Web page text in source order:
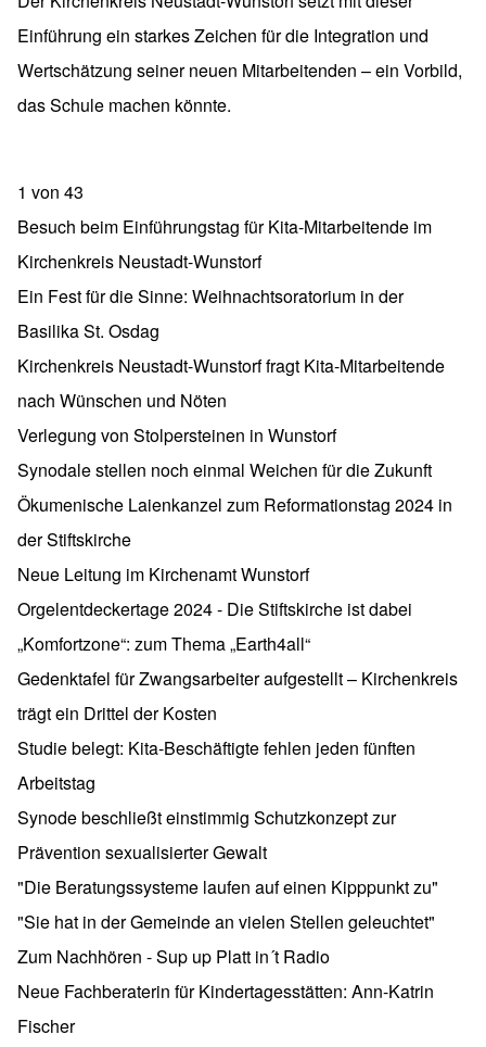
Einführung ein starkes Zeichen für die Integration und
Wertschätzung seiner neuen Mitarbeitenden – ein Vorbild,
das Schule machen könnte.
1 von 43
Besuch beim Einführungstag für Kita-Mitarbeitende im
Kirchenkreis Neustadt-Wunstorf
Ein Fest für die Sinne: Weihnachtsoratorium in der
Basilika St. Osdag
Kirchenkreis Neustadt-Wunstorf fragt Kita-Mitarbeitende
nach Wünschen und Nöten
Verlegung von Stolpersteinen in Wunstorf
Synodale stellen noch einmal Weichen für die Zukunft
Ökumenische Laienkanzel zum Reformationstag 2024 in
der Stiftskirche
Neue Leitung im Kirchenamt Wunstorf
Orgelentdeckertage 2024 - Die Stiftskirche ist dabei
„Komfortzone“: zum Thema „Earth4all“
Gedenktafel für Zwangsarbeiter aufgestellt – Kirchenkreis
trägt ein Drittel der Kosten
Studie belegt: Kita-Beschäftigte fehlen jeden fünften
Arbeitstag
Synode beschließt einstimmig Schutzkonzept zur
Prävention sexualisierter Gewalt
"Die Beratungssysteme laufen auf einen Kipppunkt zu"
"Sie hat in der Gemeinde an vielen Stellen geleuchtet"
Zum Nachhören - Sup up Platt in´t Radio
Neue Fachberaterin für Kindertagesstätten: Ann-Katrin
Fischer